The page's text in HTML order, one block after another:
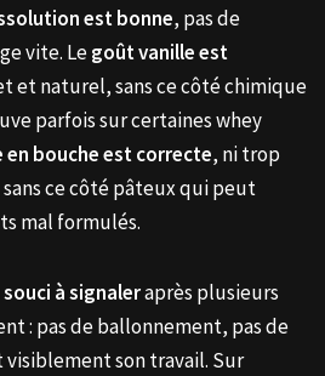
est bonne, pas de
vite. Legoût vanille est
et naturel, sans ce côté chimique
parfois sur certaines whey
bouche est correcte, ni trop
ce côté pâteux qui peut
mal formulés.
souci à signaleraprès plusieurs
: pas de ballonnement, pas de
son travail. Sur